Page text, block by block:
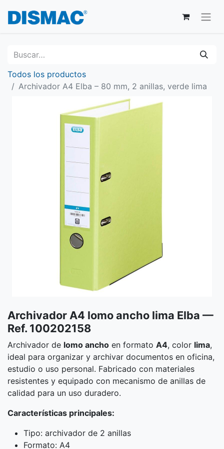
Todos los productos
Archivador A4 Elba – 80 mm, 2 anillas, verde lima
Archivador A4 lomo ancho lima Elba —
Ref. 100202158
Archivador de lomo ancho en formato A4, color lima,
ideal para organizar y archivar documentos en oficina,
estudio o uso personal. Fabricado con materiales
resistentes y equipado con mecanismo de anillas de
calidad para un uso duradero.
Características principales:
Tipo: archivador de 2 anillas
Formato: A4